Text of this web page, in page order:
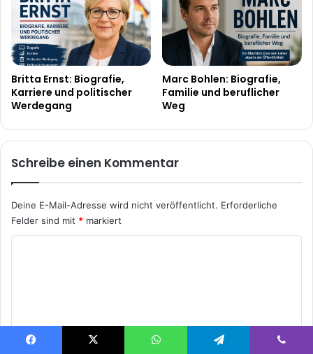
Britta Ernst: Biografie,
Karriere und politischer
Werdegang
Marc Bohlen: Biografie,
Familie und beruflicher
Weg
Schreibe einen Kommentar
Deine E-Mail-Adresse wird nicht veröffentlicht. Erforderliche
Felder sind mit * markiert
e